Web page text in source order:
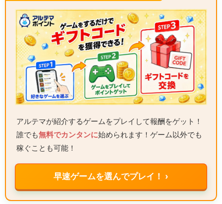
アルテマが紹介するゲームをプレイして報酬をゲット！
誰でも無料でカンタンに始められます！ゲーム以外でも
稼ぐことも可能！
早速ゲームを選んでプレイ！ ›